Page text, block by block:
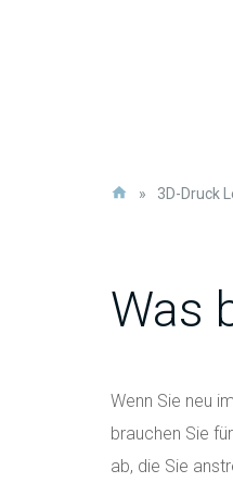
» 3D-Druck
Was
Wenn Sie neu
brauchen Sie
ab, die Sie